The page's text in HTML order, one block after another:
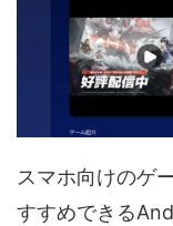
スマホ向けのゲ
すすめできる